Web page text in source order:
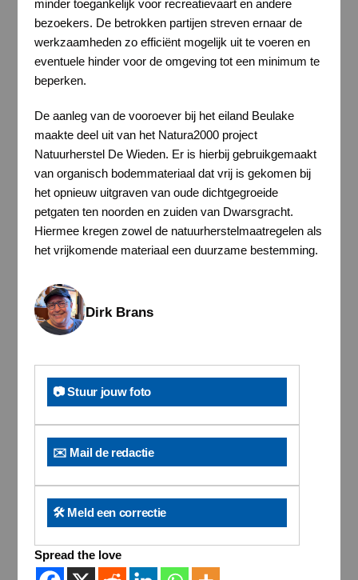
minder toegankelijk voor recreatievaart en andere
bezoekers. De betrokken partijen streven ernaar de
werkzaamheden zo efficiënt mogelijk uit te voeren en
eventuele hinder voor de omgeving tot een minimum te
beperken.
De aanleg van de vooroever bij het eiland Beulake
maakte deel uit van het Natura2000 project
Natuurherstel De Wieden. Er is hierbij gebruikgemaakt
van organisch bodemmateriaal dat vrij is gekomen bij
het opnieuw uitgraven van oude dichtgegroeide
petgaten ten noorden en zuiden van Dwarsgracht.
Hiermee kregen zowel de natuurherstelmaatregelen als
het vrijkomende materiaal een duurzame bestemming.
Dirk Brans
📷 Stuur jouw foto
✉️ Mail de redactie
🛠️ Meld een correctie
Spread the love